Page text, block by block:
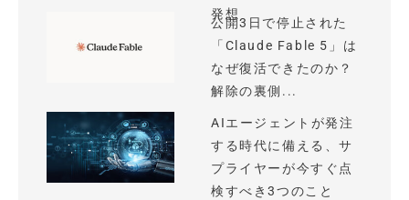
発想
公開3日で停止された
「Claude Fable 5」は
なぜ復活できたのか？
解除の裏側...
AIエージェントが発注
する時代に備える、サ
プライヤーが今すぐ点
検すべき3つのこと